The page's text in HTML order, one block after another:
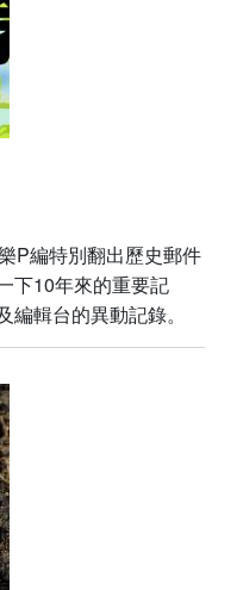
P編特別翻出歷史郵件
下10年來的重要記
輯台的異動記錄。